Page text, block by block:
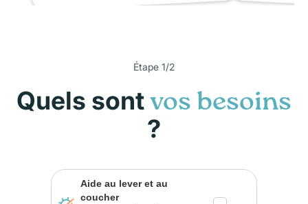
Étape 1/2
Quels sont vos besoins
?
Aide au lever et au
coucher